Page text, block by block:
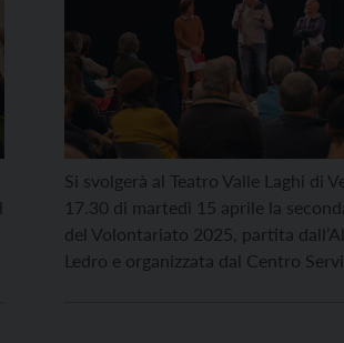
Si svolgerà al Teatro Valle Laghi di
17.30 di martedì 15 aprile la
del Volontariato 2025, partita
Ledro e organizzata dal Centro